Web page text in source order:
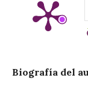
Biografía del